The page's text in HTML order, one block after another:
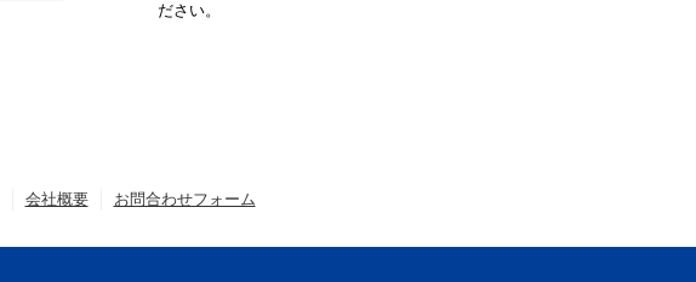
ださい。
会社概要 お問合わせフォーム